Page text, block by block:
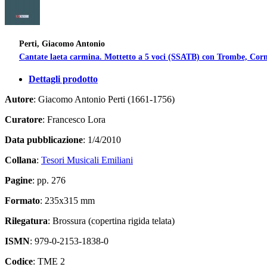
Perti, Giacomo Antonio
Cantate laeta carmina. Mottetto a 5 voci (SSATB) con Trombe,
Dettagli prodotto
Autore: Giacomo Antonio Perti (1661-1756)
Curatore: Francesco Lora
Data pubblicazione: 1/4/2010
Collana: Tesori Musicali Emiliani
Pagine: pp. 276
Formato: 235x315 mm
Rilegatura: Brossura (copertina rigida telata)
ISMN: 979-0-2153-1838-0
Codice: TME 2